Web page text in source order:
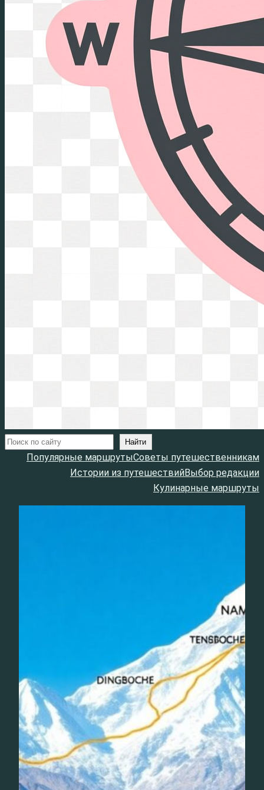
Поиск Найти
Популярные маршрутыСоветы путешественникам
Истории из путешествийВыбор редакции
Кулинарные маршруты